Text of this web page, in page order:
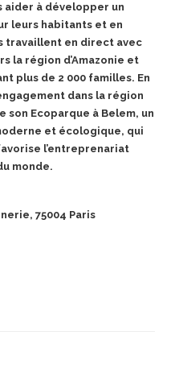
aider à développer un
leurs habitants et en
travaillent en direct avec
la région d’Amazonie et
plus de 2 000 familles. En
dans la région
son Ecoparque à Belem, un
et écologique, qui
l’entreprenariat
monde.
75004 Paris